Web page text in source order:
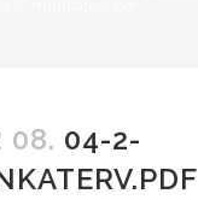
08. 04-2-